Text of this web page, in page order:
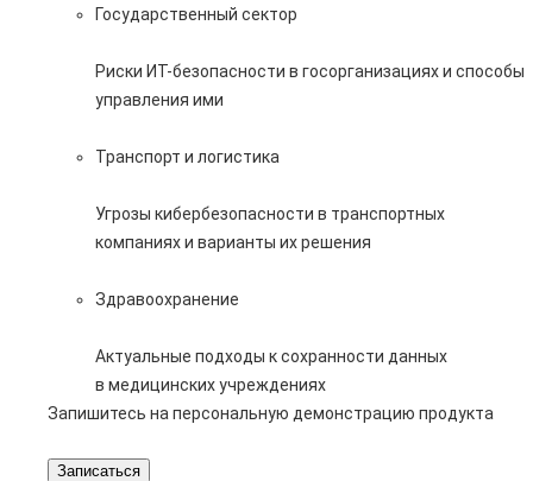
Государственный сектор
Риски ИТ-безопасности в госорганизациях и способы
управления ими
Транспорт и логистика
Угрозы кибербезопасности в транспортных
компаниях и варианты их решения
Здравоохранение
Актуальные подходы к сохранности данных
в медицинских учреждениях
Запишитесь на персональную демонстрацию продукта
Записаться